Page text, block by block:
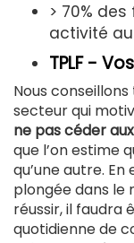
> 70%
activité
TPLF -
Nous
secteur qui
ne pas céder
que l’on estime
qu’une autre.
plongée dans le
réussir, il faudra
quotidienne de